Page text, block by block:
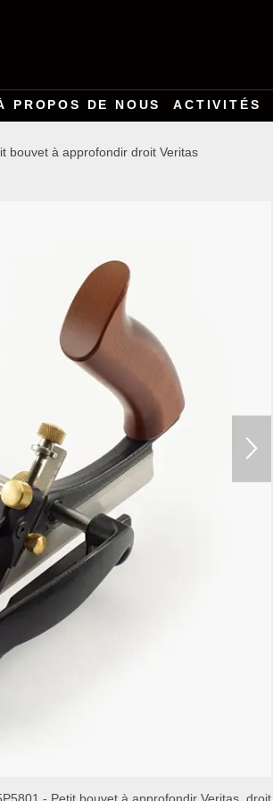
PROPOS DE NOUS ACTIVITÉS
bouvet à approfondir droit Veritas